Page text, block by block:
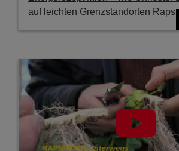
auf leichten Grenzstandorten Raps